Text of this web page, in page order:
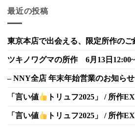
最近の投稿
東京本店で出会える、限定所作のご
ツキノワグマの所作 6月13日
– NNY全店 年末年始営業のお知ら
「言い値 トリュフ2025」 / 所作
「言い値 トリュフ2025」 / 所作